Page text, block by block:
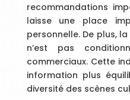
recommandations
laisse une place
personnelle. De plus,
n’est pas
commerciaux. Cette
information plus
diversité des scènes